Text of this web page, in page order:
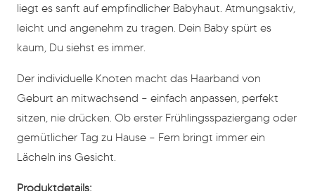
liegt es sanft auf empfindlicher Babyhaut. Atmungsaktiv,
leicht und angenehm zu tragen. Dein Baby spürt es
kaum, Du siehst es immer.
Der individuelle Knoten macht das Haarband von
Geburt an mitwachsend – einfach anpassen, perfekt
sitzen, nie drücken. Ob erster Frühlingsspaziergang oder
gemütlicher Tag zu Hause – Fern bringt immer ein
Lächeln ins Gesicht.
Produktdetails: